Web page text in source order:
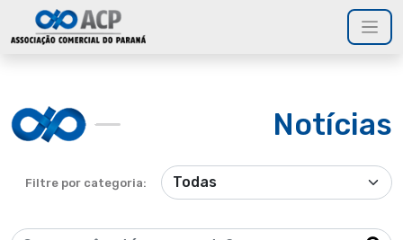
Notícias
Filtre por categoria: